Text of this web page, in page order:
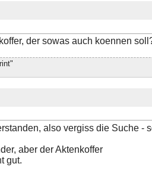
der sowas auch koennen
also vergiss die Suche -
aber der Aktenkoffer
gut.